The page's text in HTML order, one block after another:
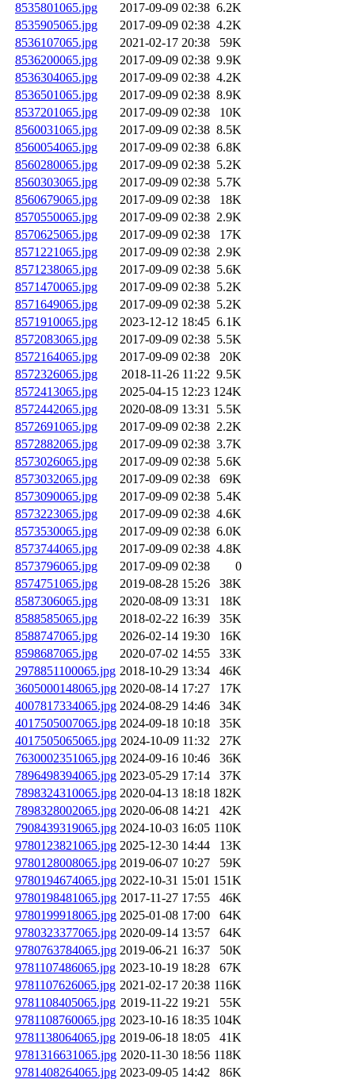
8535801065.jpg
2017-09-09 02:38 6.2K
8535905065.jpg
2017-09-09 02:38 4.2K
8536107065.jpg
2021-02-17 20:38
59K
8536200065.jpg
2017-09-09 02:38 9.9K
8536304065.jpg
2017-09-09 02:38 4.2K
8536501065.jpg
2017-09-09 02:38 8.9K
8537201065.jpg
2017-09-09 02:38
10K
8560031065.jpg
2017-09-09 02:38 8.5K
8560054065.jpg
2017-09-09 02:38 6.8K
8560280065.jpg
2017-09-09 02:38 5.2K
8560303065.jpg
2017-09-09 02:38 5.7K
8560679065.jpg
2017-09-09 02:38
18K
8570550065.jpg
2017-09-09 02:38 2.9K
8570625065.jpg
2017-09-09 02:38
17K
8571221065.jpg
2017-09-09 02:38 2.9K
8571238065.jpg
2017-09-09 02:38 5.6K
8571470065.jpg
2017-09-09 02:38 5.2K
8571649065.jpg
2017-09-09 02:38 5.2K
8571910065.jpg
2023-12-12 18:45 6.1K
8572083065.jpg
2017-09-09 02:38 5.5K
8572164065.jpg
2017-09-09 02:38
20K
8572326065.jpg
2018-11-26 11:22 9.5K
8572413065.jpg
2025-04-15 12:23 124K
8572442065.jpg
2020-08-09 13:31 5.5K
8572691065.jpg
2017-09-09 02:38 2.2K
8572882065.jpg
2017-09-09 02:38 3.7K
8573026065.jpg
2017-09-09 02:38 5.6K
8573032065.jpg
2017-09-09 02:38
69K
8573090065.jpg
2017-09-09 02:38 5.4K
8573223065.jpg
2017-09-09 02:38 4.6K
8573530065.jpg
2017-09-09 02:38 6.0K
8573744065.jpg
2017-09-09 02:38 4.8K
8573796065.jpg
2017-09-09 02:38
0
8574751065.jpg
2019-08-28 15:26
38K
8587306065.jpg
2020-08-09 13:31
18K
8588585065.jpg
2018-02-22 16:39
35K
8588747065.jpg
2026-02-14 19:30
16K
8598687065.jpg
2020-07-02 14:55
33K
2978851100065.jpg 2018-10-29 13:34
46K
3605000148065.jpg 2020-08-14 17:27
17K
4007817334065.jpg 2024-08-29 14:46
34K
4017505007065.jpg 2024-09-18 10:18
35K
4017505065065.jpg 2024-10-09 11:32
27K
7630002351065.jpg 2024-09-16 10:46
36K
7896498394065.jpg 2023-05-29 17:14
37K
7898324310065.jpg 2020-04-13 18:18 182K
7898328002065.jpg 2020-06-08 14:21
42K
7908439319065.jpg 2024-10-03 16:05 110K
9780123821065.jpg 2025-12-30 14:44
13K
9780128008065.jpg 2019-06-07 10:27
59K
9780194674065.jpg 2022-10-31 15:01 151K
9780198481065.jpg 2017-11-27 17:55
46K
9780199918065.jpg 2025-01-08 17:00
64K
9780323377065.jpg 2020-09-14 13:57
64K
9780763784065.jpg 2019-06-21 16:37
50K
9781107486065.jpg 2023-10-19 18:28
67K
9781107626065.jpg 2021-02-17 20:38 116K
9781108405065.jpg 2019-11-22 19:21
55K
9781108760065.jpg 2023-10-16 18:35 104K
9781138064065.jpg 2019-06-18 18:05
41K
9781316631065.jpg 2020-11-30 18:56 118K
9781408264065.jpg 2023-09-05 14:42 86K